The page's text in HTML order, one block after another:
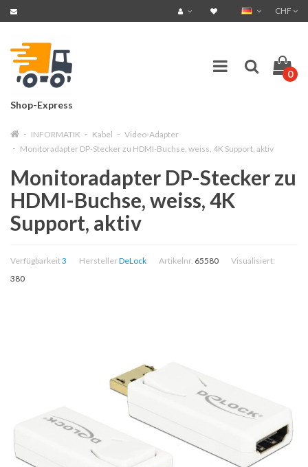
CHF
Shop-Express
0
INFORMATIK Kabel
Video-Adapter
Monitoradapter DP-Stecker zu HDMI-Buchse, weiss, 4K Support, aktiv
Monitoradapter DP-Stecker zu
HDMI-Buchse, weiss, 4K
Support, aktiv
Verfügbarkeit3 HerstellerDeLock Artikelnr. 65580
Visualisiert:
380